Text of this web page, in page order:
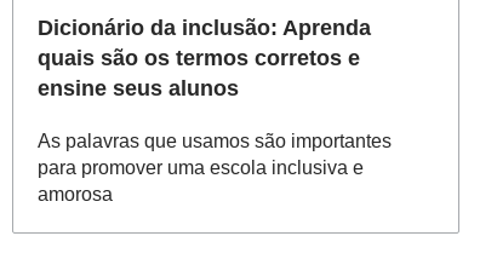
Dicionário da inclusão: Aprenda
quais são os termos corretos e
ensine seus alunos
As palavras que usamos são importantes
para promover uma escola inclusiva e
amorosa